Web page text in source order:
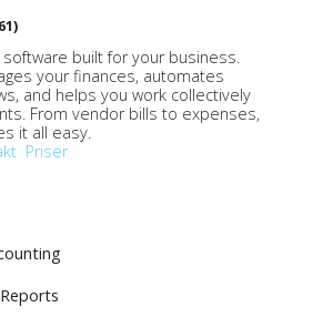
software built for your business.
your finances, automates
and helps you work collectively
From vendor bills to expenses,
it all easy.
Priser